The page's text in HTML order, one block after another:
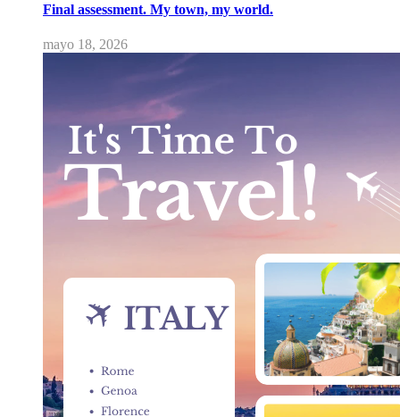
Final assessment. My town, my world.
mayo 18, 2026